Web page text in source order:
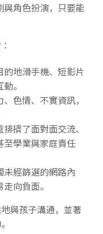
與角色扮演，只要能
的地滑手機、短影片
。
色情、不實資訊，
擠了面對面交流、
至學業與家庭責任
未經篩選的網路內
向負面。
與孩子溝通，並著